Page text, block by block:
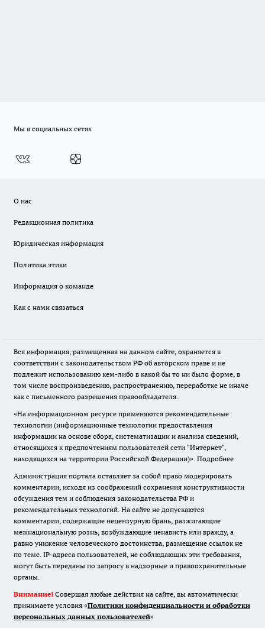
Мы в социальных сетях
О нас
Редакционная политика
Юридическая информация
Политика этики
Информация о команде
Как с нами связаться
Вся информация, размещенная на данном сайте, охраняется в
соответствии с законодательством РФ об авторском праве и не
подлежит использованию кем-либо в какой бы то ни было форме, в
том числе воспроизведению, распространению, переработке не иначе
как с письменного разрешения правообладателя.
«На информационном ресурсе применяются рекомендательные
технологии (информационные технологии предоставления
информации на основе сбора, систематизации и анализа сведений,
относящихся к предпочтениям пользователей сети "Интернет",
находящихся на территории Российской Федерации)». Подробнее
Администрация портала оставляет за собой право модерировать
комментарии, исходя из соображений сохранения конструктивности
обсуждения тем и соблюдения законодательства РФ и
рекомендательных технологий. На сайте не допускаются
комментарии, содержащие нецензурную брань, разжигающие
межнациональную рознь, возбуждающие ненависть или вражду, а
равно унижение человеческого достоинства, размещение ссылок не
по теме. IP-адреса пользователей, не соблюдающих эти требования,
могут быть переданы по запросу в надзорные и правоохранительные
органы.
Внимание! Совершая любые действия на сайте, вы автоматически
принимаете условия «Политики конфиденциальности и обработки
персональных данных пользователей»